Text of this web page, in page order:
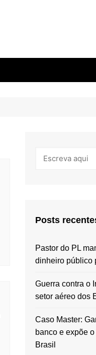
Posts
Pastor do PL
dinheiro público
Guerra contra o
setor aéreo dos
Caso Master:
banco e expõe
Brasil